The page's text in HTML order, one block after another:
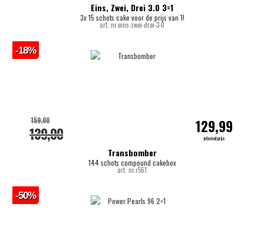
Eins, Zwei, Drei 3.0 3=1
3x 15 schots cake voor de prijs van 1!
art. nr.eins-zwei-drei-3-0
Transbomber
144 schots compound cakebox
art. nr.r561
139,00
159,00 129,99
internetprijs
-18%
-50%